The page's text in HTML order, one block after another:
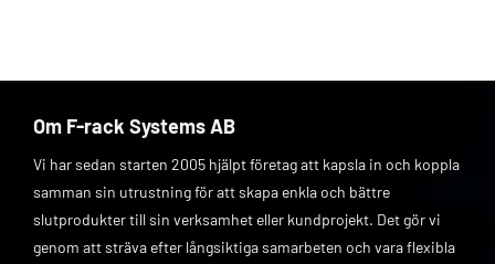
Om F-rack Systems AB
Vi har sedan starten 2005 hjälpt företag att kapsla in och koppla
samman sin utrustning för att skapa enkla och bättre
slutprodukter till sin verksamhet eller kundprojekt. Det gör vi
genom att sträva efter långsiktiga samarbeten och vara flexibla